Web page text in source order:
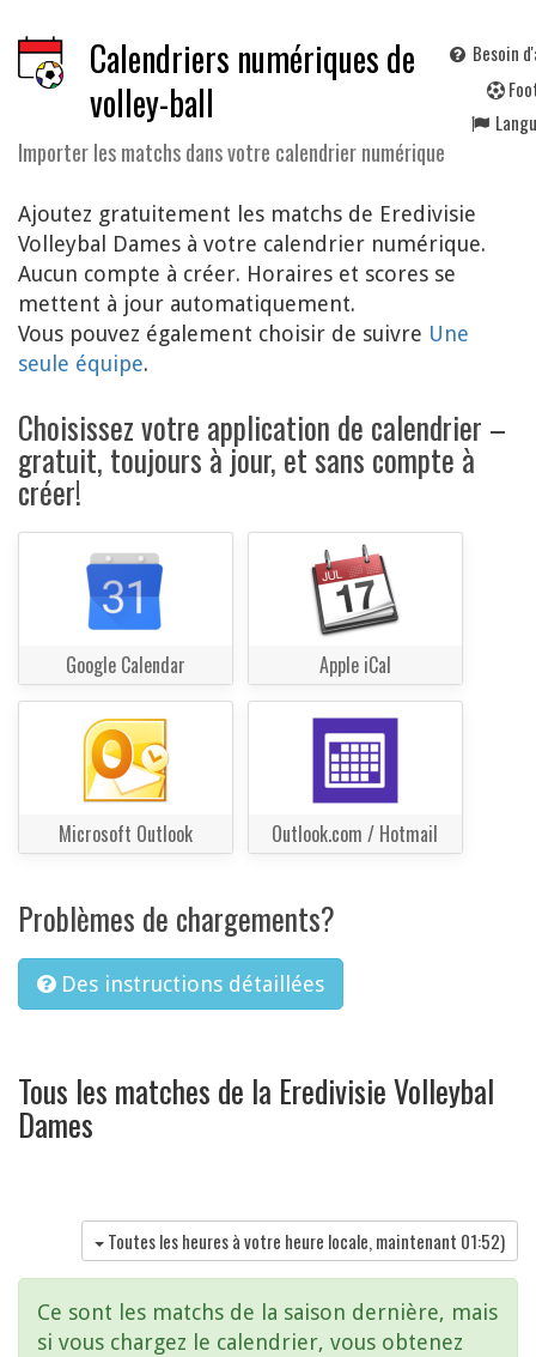
Calendriers numériques de
volley-ball
Importer les matchs dans votre calendrier numérique
Besoin
F
Ajoutez gratuitement les matchs de Eredivisie
Volleybal Dames à votre calendrier numérique.
Aucun compte à créer. Horaires et scores se
mettent à jour automatiquement.
Vous pouvez également choisir de suivre Une
seule équipe.
Choisissez votre application de calendrier –
gratuit, toujours à jour, et sans compte à
créer!
Google Calendar Apple iCal
Microsoft Outlook Outlook.com / Hotmail
Problèmes de chargements?
Des instructions détaillées
Tous les matches de la Eredivisie Volleybal
Dames
Toutes les heures à votre heure locale, maintenant 01:52)
Ce sont les matchs de la saison dernière, mais
si vous chargez le calendrier, vous obtenez